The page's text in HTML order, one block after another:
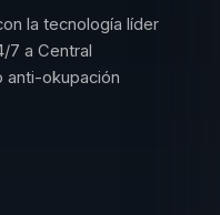
la tecnología líder
7 a Central
anti-okupación